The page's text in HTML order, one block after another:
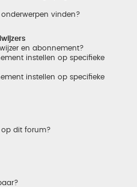
vinden?
en abonnement?
instellen op specifieke
instellen op specifieke
op dit forum?